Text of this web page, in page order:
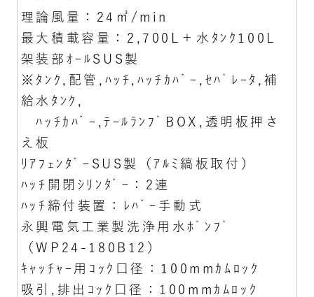
理論風量：24㎥/min
最大積載容量：2,700L＋水ﾀﾝｸ100L
架装部ｵｰﾙSUS製
※ﾀﾝｸ,配管,ﾊｯﾁ,ﾊｯﾁｶﾊﾞｰ,ｾﾊﾟﾚｰﾀ,補
給水ﾀﾝｸ,
ﾊｯﾁｶﾊﾞｰ,ﾃｰﾙﾗﾝﾌﾟBOX,透明板押さ
え板
ﾘｱﾌｪﾝﾀﾞｰSUS製（ｱﾙﾐ縞板取付）
ﾊｯﾁ開閉ｼﾘﾝﾀﾞｰ：2連
ﾊｯﾁ締付装置：ﾚﾊﾞｰ手動式
永興電気工業製洗浄用水ﾎﾟﾝﾌﾟ
（WP24-180B12）
ｷｬｯﾁｬｰ用ｺｯｸ口径：100mmｶﾑﾛｯｸ
吸引,排出ｺｯｸ口径：100mmｶﾑﾛｯｸ